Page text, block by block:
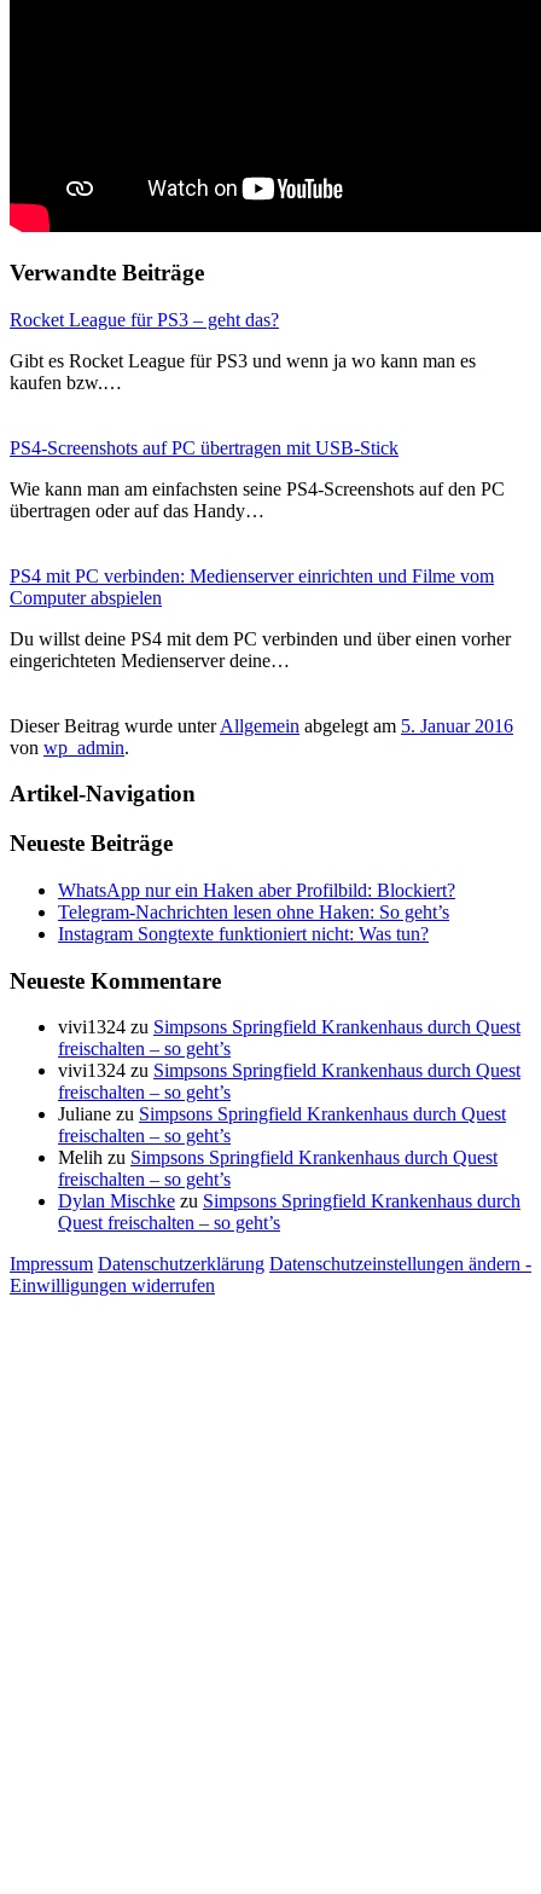
Verwandte Beiträge
Rocket League für PS3 – geht das?
Gibt es Rocket League für PS3 und wenn ja wo kann man es
kaufen bzw.…
PS4-Screenshots auf PC übertragen mit USB-Stick
Wie kann man am einfachsten seine PS4-Screenshots auf den PC
übertragen oder auf das Handy…
PS4 mit PC verbinden: Medienserver einrichten und Filme vom
Computer abspielen
Du willst deine PS4 mit dem PC verbinden und über einen vorher
eingerichteten Medienserver deine…
Dieser Beitrag wurde unterAllgemein abgelegt am 5. Januar 2016
von wp_admin.
Artikel-Navigation
Neueste Beiträge
WhatsApp nur ein Haken aber Profilbild: Blockiert?
Telegram-Nachrichten lesen ohne Haken: So geht’s
Instagram Songtexte funktioniert nicht: Was tun?
Neueste Kommentare
vivi1324 zu Simpsons Springfield Krankenhaus durch Quest
freischalten – so geht’s
vivi1324 zu Simpsons Springfield Krankenhaus durch Quest
freischalten – so geht’s
Juliane zu Simpsons Springfield Krankenhaus durch Quest
freischalten – so geht’s
Melih zu Simpsons Springfield Krankenhaus durch Quest
freischalten – so geht’s
Dylan Mischke zu Simpsons Springfield Krankenhaus durch
Quest freischalten – so geht’s
Impressum Datenschutzerklärung Datenschutzeinstellungen ändern -
Einwilligungen widerrufen